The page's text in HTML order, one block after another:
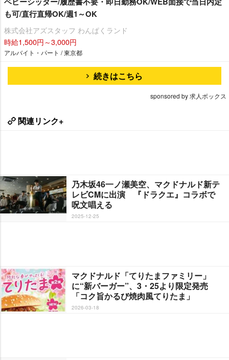
も可/直行直帰OK/週1～OK
株式会社アズスタッフ わんぱくランド
時給1,500円～3,000円
アルバイト・パート / 東京都
続きはこちら
sponsored by 求人ボックス
関連リンク+
乃木坂46一ノ瀬美空、マクドナルド新テ
レビCMに出演 『ドラクエ』コラボで
呪文唱える
2025-12-25
マクドナルド「てりたまファミリー」
に“新バーガー”、3・25より限定発売
「コク旨かるび焼肉風てりたま」
2026-03-18